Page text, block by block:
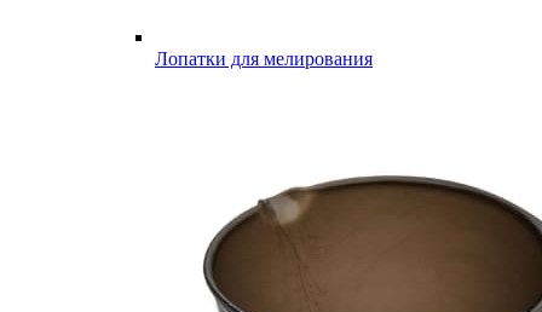
Лопатки для мелирования